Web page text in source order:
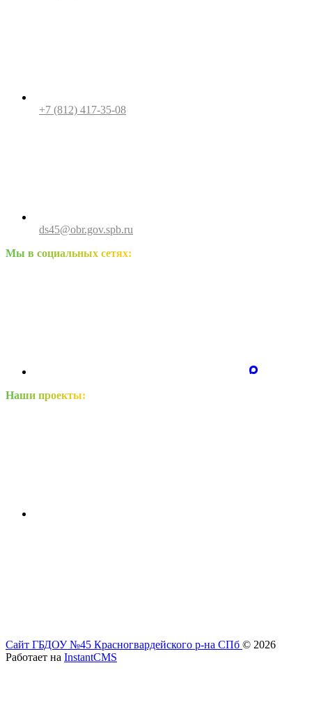
+7 (812) 417-35-08
ds45@obr.gov.spb.ru
Мы в социальных сетях:
Наши проекты:
Сайт ГБДОУ №45 Красногвардейского р-на СПб © 2026
Работает на InstantCMS